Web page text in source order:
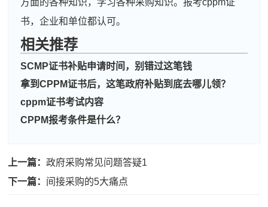
方面的各种知识，学习各种采购知识。报考cppm证
书，企业和单位都认可。
相关推荐
SCMP证书补贴申请时间，别错过这笔钱
拿到CPPM证书后，这笔政府补贴到底去哪儿领？
cppm证书考试内容
CPPM报考条件是什么？
上一篇：政府采购常见问题答疑1
下一篇： 间接采购的5大痛点
周** 181****1652 2026-08-05
刘** 139****8716 2026-08-08
程** 139****9549
李** 181****1624